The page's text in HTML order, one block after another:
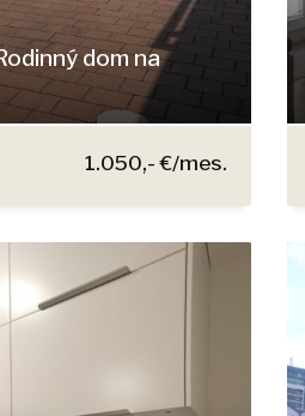
dom na
1.050,- €/mes.